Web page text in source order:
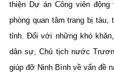
thiện Dự án Công viên
phòng quan tâm trang bị
tỉnh. Đối với những khó
dân sự, Chủ tịch nước
giúp đỡ Ninh Bình về vấn đề